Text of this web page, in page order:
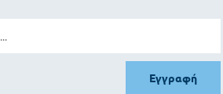
Εγγραφή